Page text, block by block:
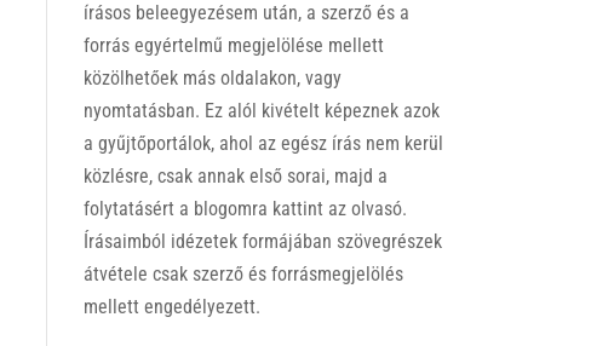
írásos beleegyezésem után, a szerző és a
forrás egyértelmű megjelölése mellett
közölhetőek más oldalakon, vagy
nyomtatásban. Ez alól kivételt képeznek azok
a gyűjtőportálok, ahol az egész írás nem kerül
közlésre, csak annak első sorai, majd a
folytatásért a blogomra kattint az olvasó.
Írásaimból idézetek formájában szövegrészek
átvétele csak szerző és forrásmegjelölés
mellett engedélyezett.